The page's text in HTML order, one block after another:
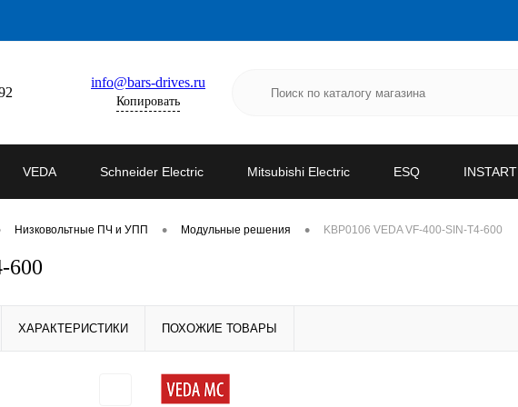
info@bars-drives.ru
Копировать
VEDA Schneider Electric Mitsubishi Electric ESQ INSTART
Низковольтные ПЧ и УПП • Модульные решения • KBP0106 VEDA VF-400-SIN-T4-600
600
ХАРАКТЕРИСТИКИ ПОХОЖИЕ ТОВАРЫ